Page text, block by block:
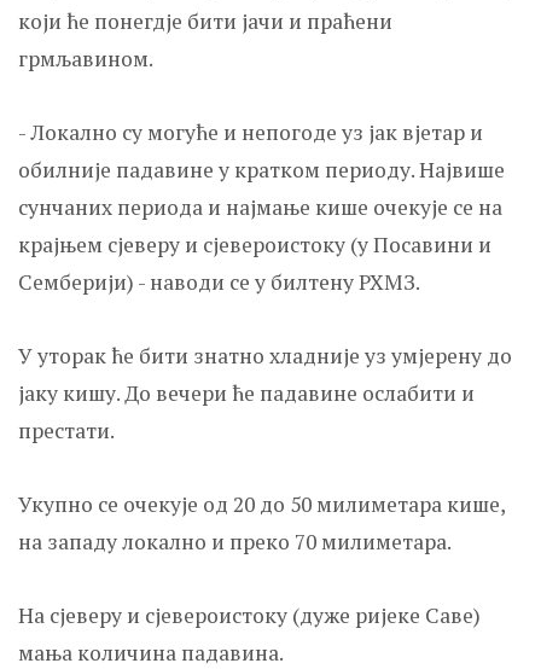
који ће понегдје бити јачи и праћени
грмљавином.
- Локално су могуће и непогоде уз јак вјетар и
обилније падавине у кратком периоду. Највише
сунчаних периода и најмање кише очекује се на
крајњем сјеверу и сјевероистоку (у Посавини и
Семберији) - наводи се у билтену РХМЗ.
У уторак ће бити знатно хладније уз умјерену до
јаку кишу. До вечери ће падавине ослабити и
престати.
Укупно се очекује од 20 до 50 милиметара кише,
на западу локално и преко 70 милиметара.
На сјеверу и сјевероистоку (дуже ријеке Саве)
мања количина падавина.